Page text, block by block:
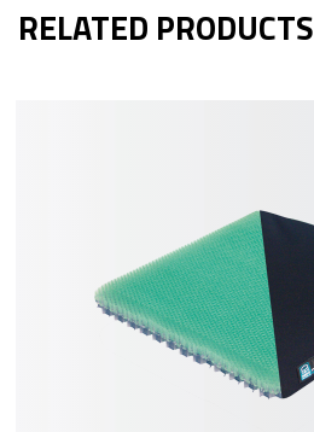
RELATED PRODUCTS